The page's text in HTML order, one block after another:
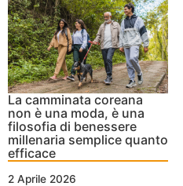
La camminata coreana
non è una moda, è una
filosofia di benessere
millenaria semplice quanto
efficace
2 Aprile 2026